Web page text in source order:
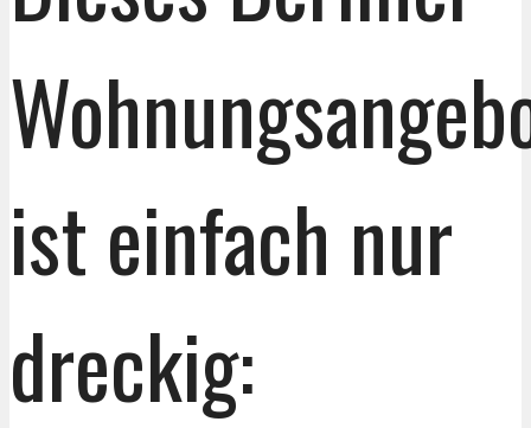
ist einfach nur
dreckig: